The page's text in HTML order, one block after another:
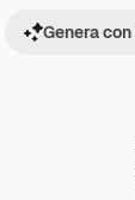
Genera